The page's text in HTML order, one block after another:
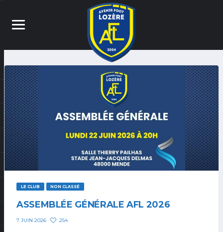
LE CLUB NON CLASSÉ
ASSEMBLÉE GÉNÉRALE AFL 2026
7 JUIN 2026 254